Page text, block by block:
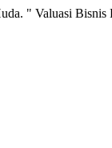
" Valuasi Bisnis